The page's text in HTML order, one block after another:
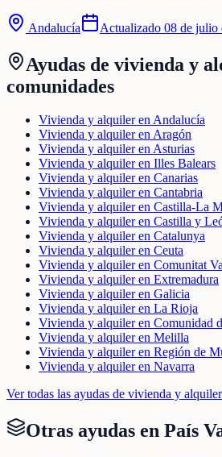
Andalucía Actualizado 08 de julio
Ayudas de vivienda y
comunidades
Vivienda y alquiler en Andalucía
Vivienda y alquiler en Aragón
Vivienda y alquiler en Asturias
Vivienda y alquiler en Illes Balears
Vivienda y alquiler en Canarias
Vivienda y alquiler en Cantabria
Vivienda y alquiler en Castilla-La
Vivienda y alquiler en Castilla y
Vivienda y alquiler en Catalunya
Vivienda y alquiler en Ceuta
Vivienda y alquiler en Comunitat
Vivienda y alquiler en Extremadura
Vivienda y alquiler en Galicia
Vivienda y alquiler en La Rioja
Vivienda y alquiler en Comunidad
Vivienda y alquiler en Melilla
Vivienda y alquiler en Región de
Vivienda y alquiler en Navarra
Ver todas las ayudas de vivienda y alquiler
Otras ayudas en País